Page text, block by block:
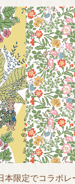
本限定でコラボレ